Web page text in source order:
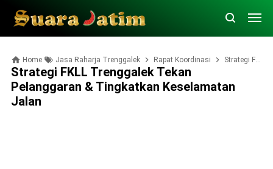
Home Jasa Raharja Trenggalek Rapat Koordinasi Strategi FKLL Trenggalek Tekan Pelanggaran & Tingkatkan Keselamatan Jalan
Strategi FKLL Trenggalek Tekan
Pelanggaran & Tingkatkan Keselamatan
Jalan